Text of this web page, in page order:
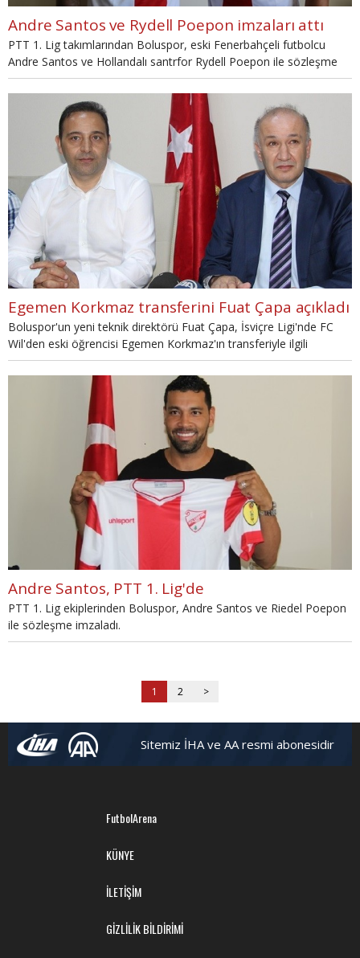
Andre Santos ve Rydell Poepon imzaları attı
PTT 1. Lig takımlarından Boluspor, eski Fenerbahçeli futbolcu
Andre Santos ve Hollandalı santrfor Rydell Poepon ile sözleşme
imzaladı
Egemen Korkmaz transferini Fuat Çapa açıkladı
Boluspor'un yeni teknik direktörü Fuat Çapa, İsviçre Ligi'nde FC
Wil'den eski öğrencisi Egemen Korkmaz'ın transferiyle ilgili
konuştu.
Andre Santos, PTT 1. Lig'de
PTT 1. Lig ekiplerinden Boluspor, Andre Santos ve Riedel Poepon
ile sözleşme imzaladı.
1 2 >
Sitemiz İHA ve AA resmi abonesidir
FutbolArena
KÜNYE
İLETİŞİM
GİZLİLİK BİLDİRİMİ